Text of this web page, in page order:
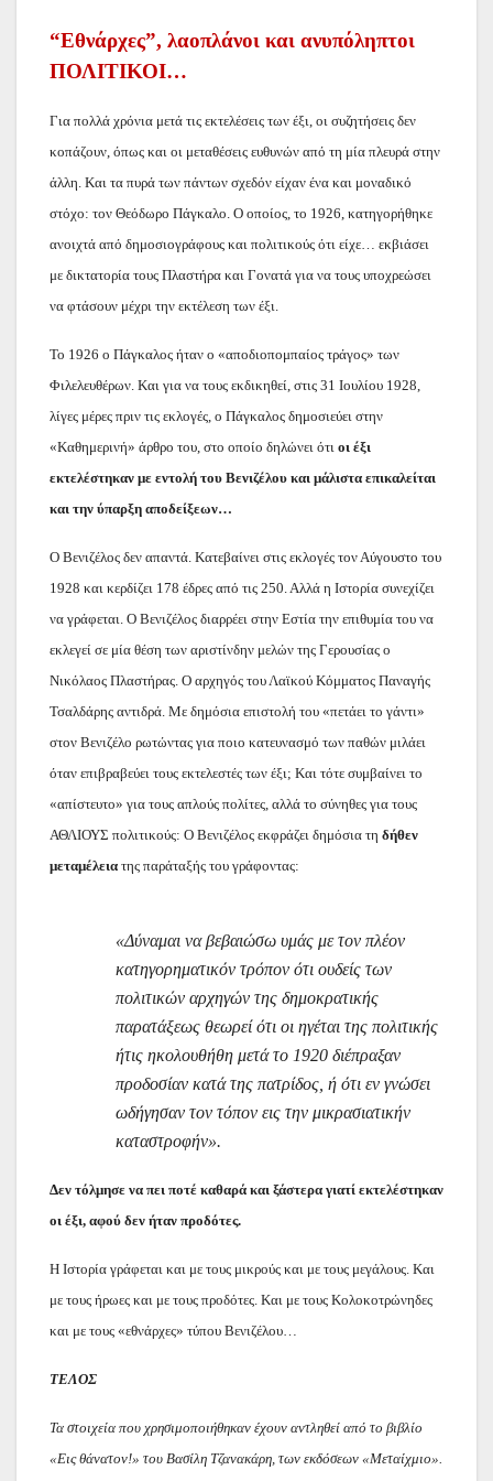
“Εθνάρχες”, λαοπλάνοι και ανυπόληπτοι
ΠΟΛΙΤΙΚΟΙ…
Για πολλά χρόνια μετά τις εκτελέσεις των έξι, οι συζητήσεις δεν
κοπάζουν, όπως και οι μεταθέσεις ευθυνών από τη μία πλευρά στην
άλλη. Και τα πυρά των πάντων σχεδόν είχαν ένα και μοναδικό
στόχο: τον Θεόδωρο Πάγκαλο. Ο οποίος, το 1926, κατηγορήθηκε
ανοιχτά από δημοσιογράφους και πολιτικούς ότι είχε… εκβιάσει
με δικτατορία τους Πλαστήρα και Γονατά για να τους υποχρεώσει
να φτάσουν μέχρι την εκτέλεση των έξι.
Το 1926 ο Πάγκαλος ήταν ο «αποδιοπομπαίος τράγος» των
Φιλελευθέρων. Και για να τους εκδικηθεί, στις 31 Ιουλίου 1928,
λίγες μέρες πριν τις εκλογές, ο Πάγκαλος δημοσιεύει στην
«Καθημερινή» άρθρο του, στο οποίο δηλώνει ότι οι έξι
εκτελέστηκαν με εντολή του Βενιζέλου και μάλιστα επικαλείται
και την ύπαρξη αποδείξεων…
Ο Βενιζέλος δεν απαντά. Κατεβαίνει στις εκλογές τον Αύγουστο του
1928 και κερδίζει 178 έδρες από τις 250. Αλλά η Ιστορία συνεχίζει
να γράφεται. Ο Βενιζέλος διαρρέει στην Εστία την επιθυμία του να
εκλεγεί σε μία θέση των αριστίνδην μελών της Γερουσίας ο
Νικόλαος Πλαστήρας. Ο αρχηγός του Λαϊκού Κόμματος Παναγής
Τσαλδάρης αντιδρά. Με δημόσια επιστολή του «πετάει το γάντι»
στον Βενιζέλο ρωτώντας για ποιο κατευνασμό των παθών μιλάει
όταν επιβραβεύει τους εκτελεστές των έξι; Και τότε συμβαίνει το
«απίστευτο» για τους απλούς πολίτες, αλλά το σύνηθες για τους
ΑΘΛΙΟΥΣ πολιτικούς: Ο Βενιζέλος εκφράζει δημόσια τη δήθεν
μεταμέλεια της παράταξής του γράφοντας:
«Δύναμαι να βεβαιώσω υμάς με τον πλέον
κατηγορηματικόν τρόπον ότι ουδείς των
πολιτικών αρχηγών της δημοκρατικής
παρατάξεως θεωρεί ότι οι ηγέται της πολιτικής
ήτις ηκολουθήθη μετά το 1920 διέπραξαν
προδοσίαν κατά της πατρίδος, ή ότι εν γνώσει
ωδήγησαν τον τόπον εις την μικρασιατικήν
καταστροφήν».
Δεν τόλμησε να πει ποτέ καθαρά και ξάστερα γιατί εκτελέστηκαν
οι έξι, αφού δεν ήταν προδότες.
Η Ιστορία γράφεται και με τους μικρούς και με τους μεγάλους. Και
με τους ήρωες και με τους προδότες. Και με τους Κολοκοτρώνηδες
και με τους «εθνάρχες» τύπου Βενιζέλου…
ΤΕΛΟΣ
Τα στοιχεία που χρησιμοποιήθηκαν έχουν αντληθεί από το βιβλίο
«Εις θάνατον!» του Βασίλη Τζανακάρη, των εκδόσεων «Μεταίχμιο».